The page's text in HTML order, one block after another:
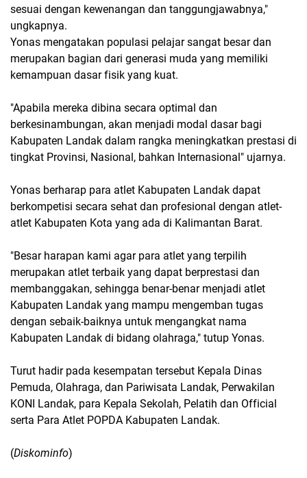
sesuai dengan kewenangan dan tanggungjawabnya,"
ungkapnya.
Yonas mengatakan populasi pelajar sangat besar dan
merupakan bagian dari generasi muda yang memiliki
kemampuan dasar fisik yang kuat.
"Apabila mereka dibina secara optimal dan
berkesinambungan, akan menjadi modal dasar bagi
Kabupaten Landak dalam rangka meningkatkan prestasi di
tingkat Provinsi, Nasional, bahkan Internasional" ujarnya.
Yonas berharap para atlet Kabupaten Landak dapat
berkompetisi secara sehat dan profesional dengan atlet-
atlet Kabupaten Kota yang ada di Kalimantan Barat.
"Besar harapan kami agar para atlet yang terpilih
merupakan atlet terbaik yang dapat berprestasi dan
membanggakan, sehingga benar-benar menjadi atlet
Kabupaten Landak yang mampu mengemban tugas
dengan sebaik-baiknya untuk mengangkat nama
Kabupaten Landak di bidang olahraga," tutup Yonas.
Turut hadir pada kesempatan tersebut Kepala Dinas
Pemuda, Olahraga, dan Pariwisata Landak, Perwakilan
KONI Landak, para Kepala Sekolah, Pelatih dan Official
serta Para Atlet POPDA Kabupaten Landak.
(Diskominfo)